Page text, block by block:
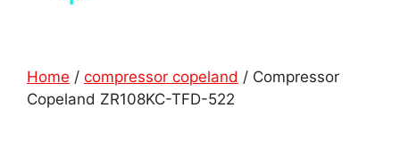
Home / compressor copeland / Compressor
Copeland ZR108KC-TFD-522